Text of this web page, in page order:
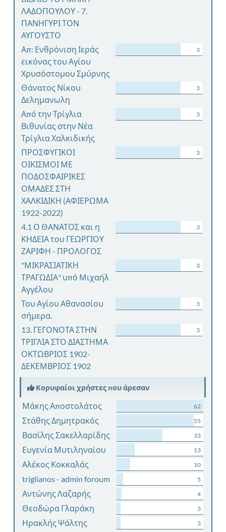
ΛΑΔΟΠΟΥΛΟΥ - 7.
ΠΑΝΗΓΥΡΙ ΤΟΝ
ΑΥΓΟΥΣΤΟ
Απ: Ενθρόνιση Ιεράς
εικόνας του Αγίου
Χρυσόστομου Σμύρνης
3
Θάνατος Νίκου
Δελημανωλη
3
Από την Τρίγλια
Βιθυνίας στην Νέα
Τρίγλια Χαλκιδικής
3
ΠΡΟΣΦΥΓΙΚΟΙ
ΟΙΚΙΣΜΟΙ ΜΕ
ΠΟΔΟΣΦΑΙΡΙΚΕΣ
ΟΜΑΔΕΣ ΣΤΗ
ΧΑΛΚΙΔΙΚΗ (ΑΦΙΕΡΩΜΑ
1922-2022)
3
4.1 Ο ΘΑΝΑΤΟΣ και η
ΚΗΔΕΙΑ του ΓΕΩΡΓΙΟΥ
ΖΑΡΙΦΗ - ΠΡΟΛΟΓΟΣ
3
"ΜΙΚΡΑΣΙΑΤΙΚΗ
ΤΡΑΓΩΔΙΑ" υπό Μιχαήλ
Αγγέλου
3
Του Αγίου Αθανασίου
σήμερα.
3
13. ΓΕΓΟΝΟΤΑ ΣΤΗΝ
ΤΡΙΓΛΙΑ ΣΤΟ ΔΙΑΣΤΗΜΑ
ΟΚΤΩΒΡΙΟΣ 1902-
ΔΕΚΕΜΒΡΙΟΣ 1902
3
Κορυφαίοι χρήστες που άρεσαν
Μάκης Αποστολάτος 62
Στάθης Δημητρακός 55
Βασίλης Σακελλαρίδης 33
Ευγενία Μυτιληναίου 13
Αλέκος Κοκκαλάς 10
triglianos - admin foroum 5
Αντώνης Λαζαρής 4
Θεοδώρα Γλαράκη 3
Ηρακλής Ψάλτης 3